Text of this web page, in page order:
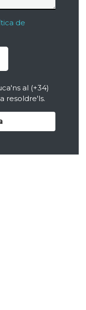
de
al (+34)
resoldre'ls.